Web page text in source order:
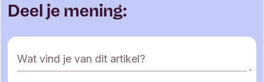
Deel je mening:
R
e
Wat vind je van dit artikel?